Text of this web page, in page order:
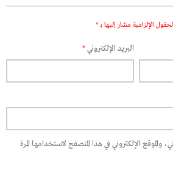
الإلزامية مشار إليها بـ *
البريد الإلكتروني*
الإلكتروني في هذا المتصفح لاستخدامها المرة